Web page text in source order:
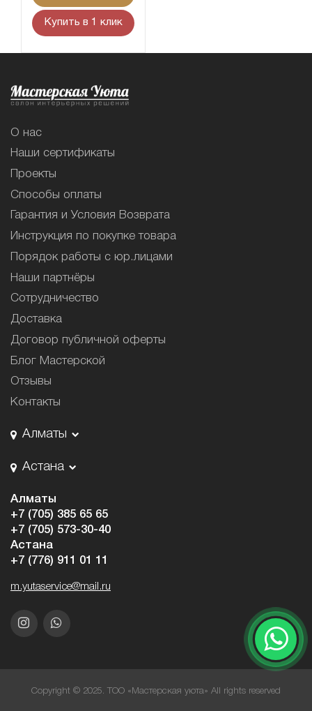
Купить в 1 клик
О нас
Наши сертификаты
Проекты
Способы оплаты
Гарантия и Условия Возврата
Инструкция по покупке товара
Порядок работы с юр.лицами
Наши партнёры
Сотрудничество
Доставка
Договор публичной оферты
Блог Мастерской
Отзывы
Контакты
Алматы
Астана
Алматы
+7 (705) 385 65 65
+7 (705) 573-30-40
Астана
+7 (776) 911 01 11
m.yutaservice@mail.ru
Copyright © 2025. ТОО «Мастерская уюта» All rights reserved